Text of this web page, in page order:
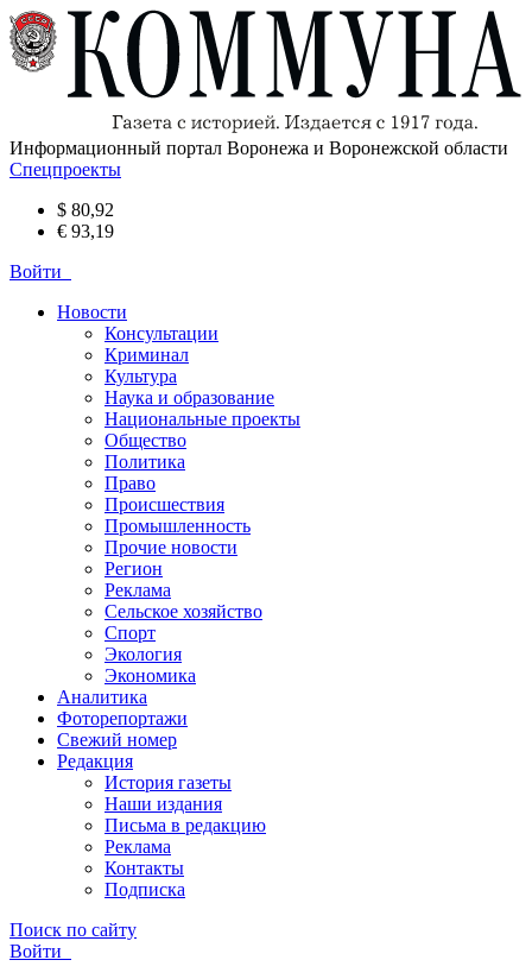
Информационный портал Воронежа и Воронежской области
Спецпроекты
$ 80,92
€ 93,19
Войти
Новости
Консультации
Криминал
Культура
Наука и образование
Национальные проекты
Общество
Политика
Право
Происшествия
Промышленность
Прочие новости
Регион
Реклама
Сельское хозяйство
Спорт
Экология
Экономика
Аналитика
Фоторепортажи
Свежий номер
Редакция
История газеты
Наши издания
Письма в редакцию
Реклама
Контакты
Подписка
Поиск по сайту
Войти